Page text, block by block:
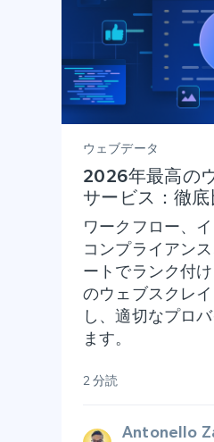
ウェブデータ
2026年最高の
サービス：徹底
ワークフロー、
コンプライアン
ートでランク付
のウェブスクレ
し、適切なプロ
ます。
2 分読
Antonello